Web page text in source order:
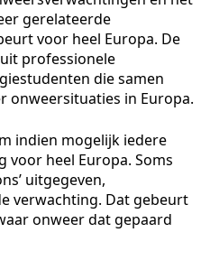
gerelateerde
voor heel Europa. De
professionele
die samen
onweersituaties in Europa.
indien mogelijk iedere
voor heel Europa. Soms
uitgegeven,
verwachting. Dat gebeurt
onweer dat gepaard